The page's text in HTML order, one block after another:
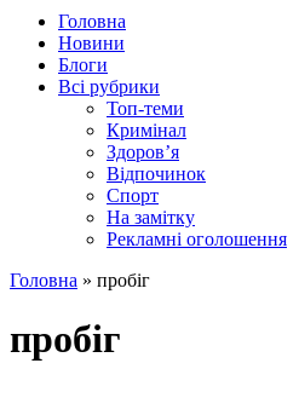
Головна
Новини
Блоги
Всі рубрики
Топ-теми
Кримінал
Здоров’я
Відпочинок
Спорт
На замітку
Рекламні оголошення
Головна » пробіг
пробіг